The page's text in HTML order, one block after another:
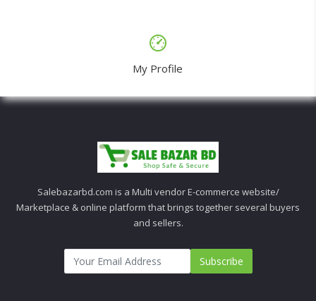
My Profile
Salebazarbd.com is a Multi vendor E-commerce website/
Marketplace & online platform that brings together several buyers
and sellers.
Subscribe